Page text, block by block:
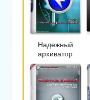
Надежный
архиватор
файлов
Bandizip 7.42
Pro by
Dodakaedr